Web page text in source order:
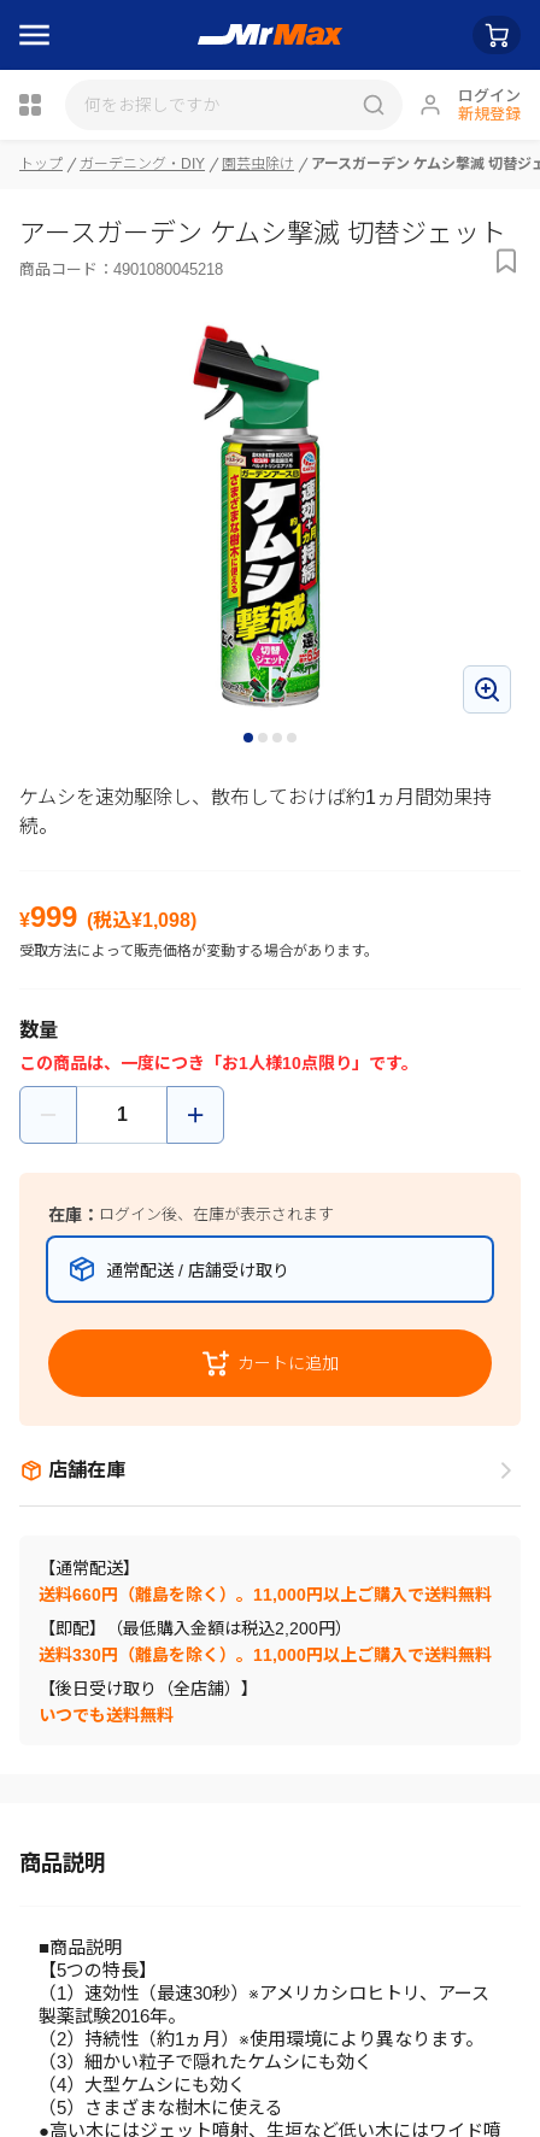
ログイン
新規登録
瓶詰
トップ ガーデニング・DIY 園芸虫除け アースガーデン ケムシ撃滅 切替ジ
アースガーデン ケムシ撃滅 切替ジェット
商品コード： 4901080045218
ケムシを速効駆除し、散布しておけば約1ヵ月間効果持
続。
¥999 (税込¥1,098)
受取方法によって販売価格が変動する場合があります。
数量
この商品は、一度につき「お1人様10点限り」です。
在庫： ログイン後、在庫が表示されます
通常配送 / 店舗受け取り
カートに追加
店舗在庫
【通常配送】
送料660円（離島を除く）。11,000円以上ご購入で送料無料
【即配】（最低購入金額は税込2,200円）
送料330円（離島を除く）。11,000円以上ご購入で送料無料
【後日受け取り（全店舗）】
いつでも送料無料
商品説明
■商品説明
【5つの特長】
（1）速効性（最速30秒）※アメリカシロヒトリ、アース
製薬試験2016年。
（2）持続性（約1ヵ月）※使用環境により異なります。
（3）細かい粒子で隠れたケムシにも効く
（4）大型ケムシにも効く
（5）さまざまな樹木に使える
●高い木にはジェット噴射、生垣など低い木にはワイド噴